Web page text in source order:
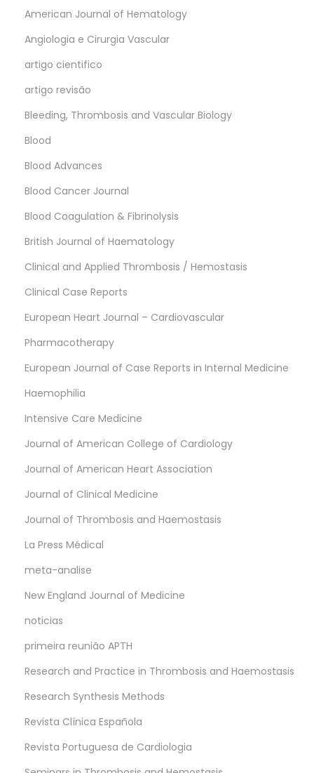
American Journal of Hematology
Angiologia e Cirurgia Vascular
artigo cientifico
artigo revisão
Bleeding, Thrombosis and Vascular Biology
Blood
Blood Advances
Blood Cancer Journal
Blood Coagulation & Fibrinolysis
British Journal of Haematology
Clinical and Applied Thrombosis / Hemostasis
Clinical Case Reports
European Heart Journal – Cardiovascular
Pharmacotherapy
European Journal of Case Reports in Internal Medicine
Haemophilia
Intensive Care Medicine
Journal of American College of Cardiology
Journal of American Heart Association
Journal of Clinical Medicine
Journal of Thrombosis and Haemostasis
La Press Médical
meta-analise
New England Journal of Medicine
noticias
primeira reunião APTH
Research and Practice in Thrombosis and Haemostasis
Research Synthesis Methods
Revista Clínica Española
Revista Portuguesa de Cardiologia